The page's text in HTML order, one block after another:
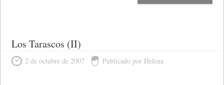
Los Tarascos (II)
2 de octubre de 2007 Publicado por Helena